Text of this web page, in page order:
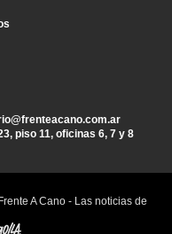
piso 11, oficinas 6, 7 y 8
A Cano - Las noticias de